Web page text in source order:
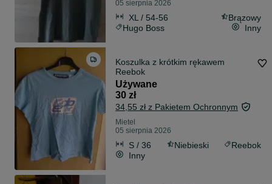
05 sierpnia 2026
XL / 54-56
Brązowy
Hugo Boss
Inny
Koszulka z krótkim rękawem
Reebok
Używane
30 zł
34,55 zł z Pakietem Ochronnym
Mietel
05 sierpnia 2026
S / 36 Niebieski
Reebok
Inny